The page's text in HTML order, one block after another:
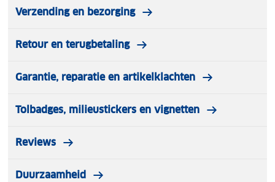
Verzending en bezorging
Retour en terugbetaling
Garantie, reparatie en artikelklachten
Tolbadges, milieustickers en vignetten
Reviews
Duurzaamheid